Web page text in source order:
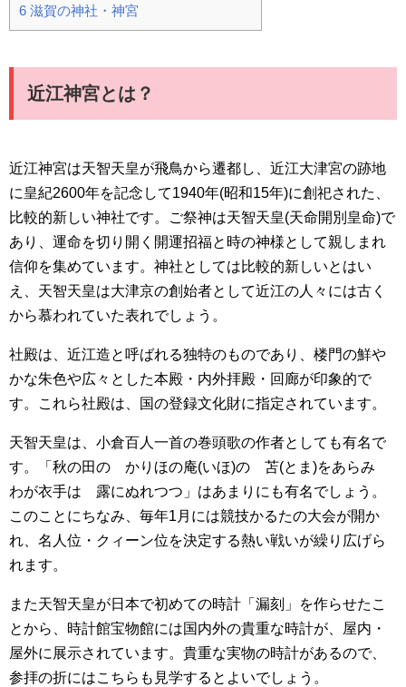
6 滋賀の神社・神宮
近江神宮とは？
近江神宮は天智天皇が飛鳥から遷都し、近江大津宮の跡地
に皇紀2600年を記念して1940年(昭和15年)に創祀された、
比較的新しい神社です。ご祭神は天智天皇(天命開別皇命)で
あり、運命を切り開く開運招福と時の神様として親しまれ
信仰を集めています。神社としては比較的新しいとはい
え、天智天皇は大津京の創始者として近江の人々には古く
から慕われていた表れでしょう。
社殿は、近江造と呼ばれる独特のものであり、楼門の鮮や
かな朱色や広々とした本殿・内外拝殿・回廊が印象的で
す。これら社殿は、国の登録文化財に指定されています。
天智天皇は、小倉百人一首の巻頭歌の作者としても有名で
す。「秋の田の かりほの庵(いほ)の 苫(とま)をあらみ
わが衣手は 露にぬれつつ」はあまりにも有名でしょう。
このことにちなみ、毎年1月には競技かるたの大会が開か
れ、名人位・クィーン位を決定する熱い戦いが繰り広げら
れます。
また天智天皇が日本で初めての時計「漏刻」を作らせたこ
とから、時計館宝物館には国内外の貴重な時計が、屋内・
屋外に展示されています。貴重な実物の時計があるので、
参拝の折にはこちらも見学するとよいでしょう。